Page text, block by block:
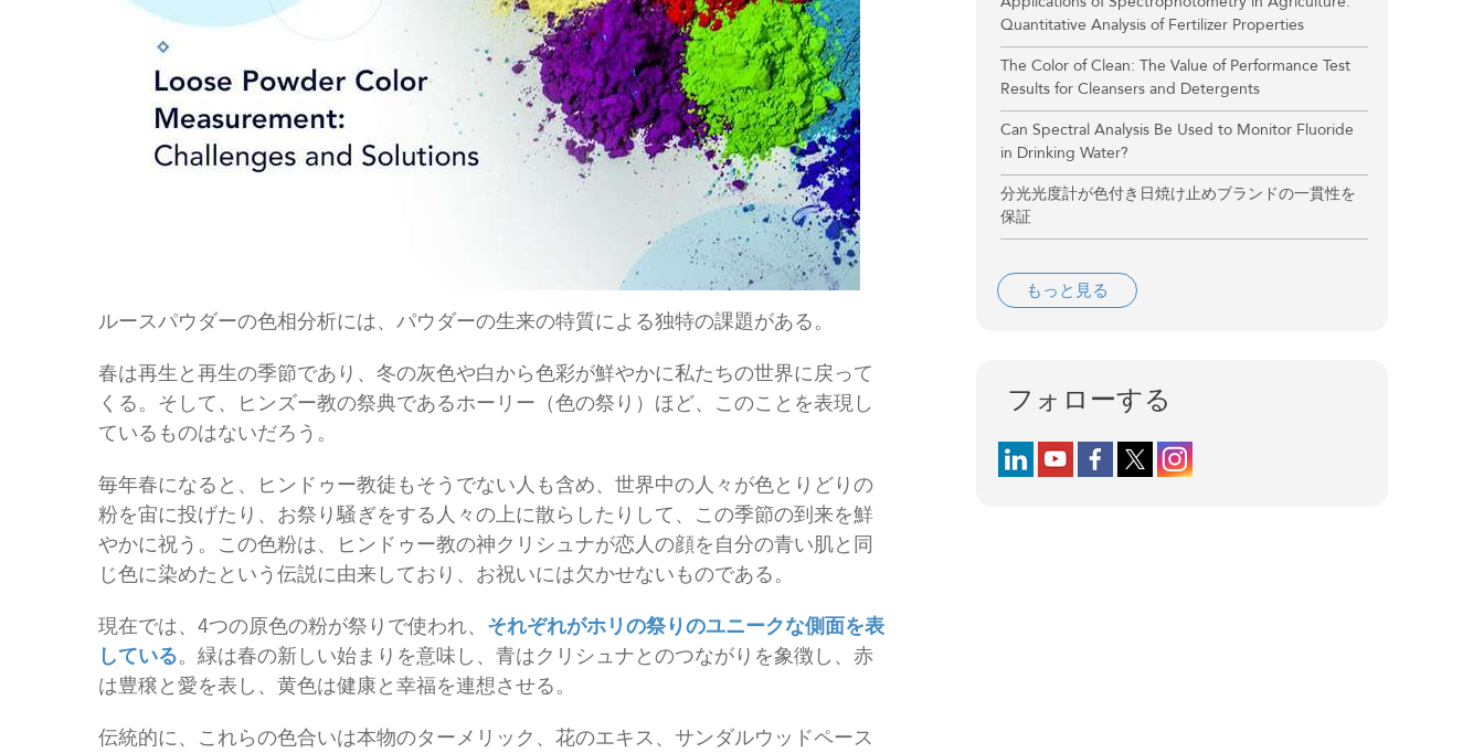
ルースパウダーの色相分析には、パウダーの生来の特質による独特の課題がある。
春は再生と再生の季節であり、冬の灰色や白から色彩が鮮やかに私たちの世界に戻って
くる。そして、ヒンズー教の祭典であるホーリー（色の祭り）ほど、このことを表現し
ているものはないだろう。
毎年春になると、ヒンドゥー教徒もそうでない人も含め、世界中の人々が色とりどりの
粉を宙に投げたり、お祭り騒ぎをする人々の上に散らしたりして、この季節の到来を鮮
やかに祝う。この色粉は、ヒンドゥー教の神クリシュナが恋人の顔を自分の青い肌と同
じ色に染めたという伝説に由来しており、お祝いには欠かせないものである。
現在では、4つの原色の粉が祭りで使われ、 それぞれがホリの祭りのユニークな側面を表
している。緑は春の新しい始まりを意味し、青はクリシュナとのつながりを象徴し、赤
は豊穣と愛を表し、黄色は健康と幸福を連想させる。
伝統的に、これらの色合いは本物のターメリック、花のエキス、サンダルウッドペース
Quantitative Analysis of Fertilizer Properties
The Color of Clean: The Value of Performance Test
Results for Cleansers and Detergents
Can Spectral Analysis Be Used to Monitor Fluoride
in Drinking Water?
分光光度計が色付き日焼け止めブランドの一貫性を
保証
もっと見る
フォローする
Follow us on LinkedIn
Follow us on YouTube
Follow us on Facebook
Follow us on X (formerly Twitter)
Follow us on Instagram